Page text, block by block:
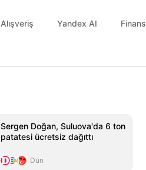
Alışveriş Yandex AI Finans
Sergen Doğan, Suluova'da 6 ton
patatesi ücretsiz dağıttı
Dün